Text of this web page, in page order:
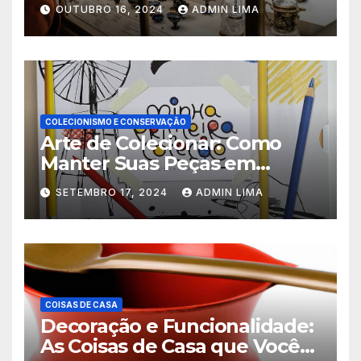
OUTUBRO 16, 2024 ADMIN LIMA
COLECIONISMO E CONSERVAÇÃO
Arte de Colecionar: Como
Manter Suas Peças em
Perfeito Estado!
SETEMBRO 17, 2024 ADMIN LIMA
COISAS DE CASA
Decoração e Funcionalidade:
As Coisas de Casa que Você